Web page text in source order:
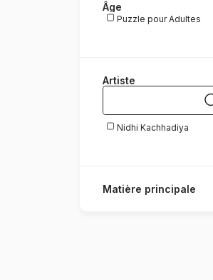
Âge
Puzzle pour Adultes
Artiste
Nidhi Kachhadiya
Matière principale